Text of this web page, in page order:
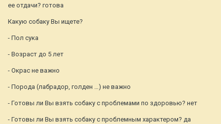
ее отдачи? готова
Какую собаку Вы ищете?
- Пол сука
- Возраст до 5 лет
- Окрас не важно
- Порода (лабрадор, голден …) не важно
- Готовы ли Вы взять собаку с проблемами по здоровью? нет
- Готовы ли Вы взять собаку с проблемным характером? да